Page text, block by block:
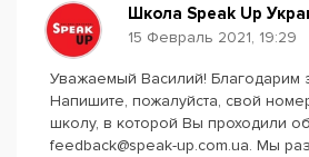
Школа Speak Up
15 Февраль 2021, 19:29
Уважаемый Василий! Благодарим
Напишите, пожалуйста, свой
школу, в которой Вы проходили
feedback@speak-up.com.ua. Мы